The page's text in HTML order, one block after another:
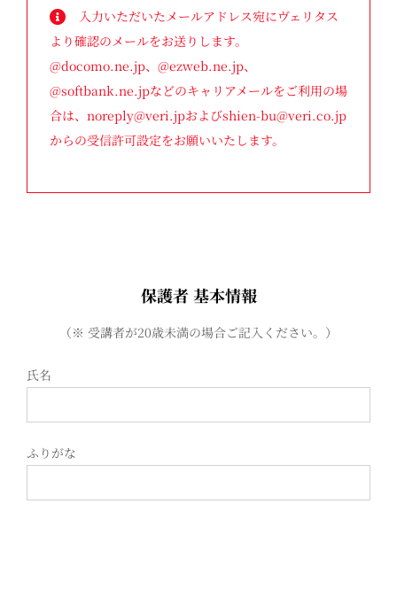
入力いただいたメールアドレス宛にヴェリタス
より確認のメールをお送りします。
@docomo.ne.jp、@ezweb.ne.jp、
@softbank.ne.jpなどのキャリアメールをご利用の場
合は、noreply@veri.jpおよびshien-bu@veri.co.jp
からの受信許可設定をお願いいたします。
保護者 基本情報
（※ 受講者が20歳未満の場合ご記入ください。）
氏名
ふりがな